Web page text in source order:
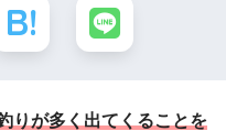
りが多く出てくることを